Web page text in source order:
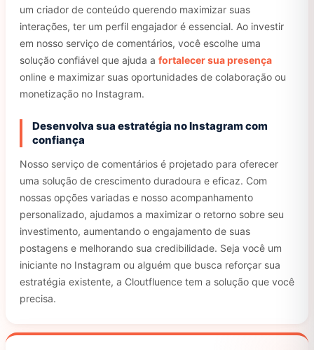
um criador de conteúdo querendo maximizar suas
interações, ter um perfil engajador é essencial. Ao investir
em nosso serviço de comentários, você escolhe uma
solução confiável que ajuda a fortalecer sua presença
online e maximizar suas oportunidades de colaboração ou
monetização no Instagram.
Desenvolva sua estratégia no Instagram com
confiança
Nosso serviço de comentários é projetado para oferecer
uma solução de crescimento duradoura e eficaz. Com
nossas opções variadas e nosso acompanhamento
personalizado, ajudamos a maximizar o retorno sobre seu
investimento, aumentando o engajamento de suas
postagens e melhorando sua credibilidade. Seja você um
iniciante no Instagram ou alguém que busca reforçar sua
estratégia existente, a Cloutfluence tem a solução que você
precisa.